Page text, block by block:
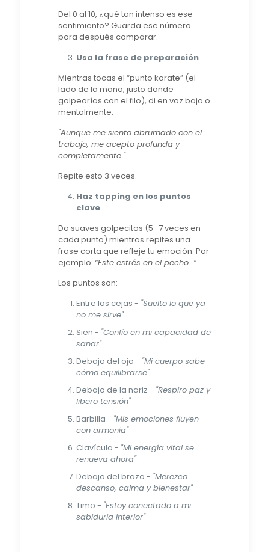
Del 0 al 10, ¿qué tan intenso es ese
sentimiento? Guarda ese número
para después comparar.
Usa la frase de preparación
Mientras tocas el “punto karate” (el
lado de la mano, justo donde
golpearías con el filo), di en voz baja o
mentalmente:
"Aunque me siento abrumado con el
trabajo, me acepto profunda y
completamente."
Repite esto 3 veces.
Haz tapping en los puntos
clave
Da suaves golpecitos (5–7 veces en
cada punto) mientras repites una
frase corta que refleje tu emoción. Por
ejemplo: “Este estrés en el pecho…”
Los puntos son:
Entre las cejas - "Suelto lo que ya
no me sirve"
Sien - "Confío en mi capacidad de
sanar"
Debajo del ojo - "Mi cuerpo sabe
cómo equilibrarse"
Debajo de la nariz - "Respiro paz y
libero tensión"
Barbilla - "Mis emociones fluyen
con armonía"
Clavícula - "Mi energía vital se
renueva ahora"
Debajo del brazo - "Merezco
descanso, calma y bienestar"
Timo - "Estoy conectado a mi
sabiduría interior"